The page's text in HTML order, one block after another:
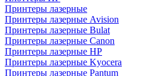
Принтеры лазерные
Принтеры лазерные Avision
Принтеры лазерные Bulat
Принтеры лазерные Canon
Принтеры лазерные HP
Принтеры лазерные Kyocera
Принтеры лазерные Pantum